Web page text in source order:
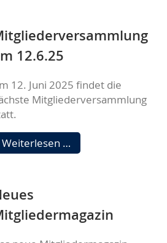
12.6.25
12. Juni 2025 findet die
Mitgliederversammlung
Weiterlesen …
am